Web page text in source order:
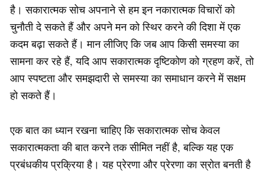
है। सकारात्मक सोच अपनाने से हम इन नकारात्मक विचारों को
चुनौती दे सकते हैं और अपने मन को स्थिर करने की दिशा में एक
कदम बढ़ा सकते हैं। मान लीजिए कि जब आप किसी समस्या का
सामना कर रहे हैं, यदि आप सकारात्मक दृष्टिकोण को ग्रहण करें, तो
आप स्पष्टता और समझदारी से समस्या का समाधान करने में सक्षम
हो सकते हैं।
एक बात का ध्यान रखना चाहिए कि सकारात्मक सोच केवल
सकारात्मकता की बात करने तक सीमित नहीं है, बल्कि यह एक
प्रबंधकीय प्रक्रिया है। यह प्रेरणा और प्रेरणा का स्रोत बनती है